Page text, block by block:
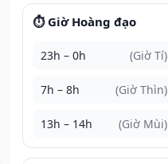
⏱️ Giờ Hoàng đạo
23h – 0h (Giờ Tí)
7h – 8h (Giờ Thìn)
13h – 14h (Giờ Mùi)